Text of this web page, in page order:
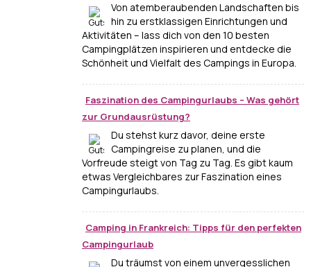
Von atemberaubenden Landschaften bis
hin zu erstklassigen Einrichtungen und
Aktivitäten – lass dich von den 10 besten
Campingplätzen inspirieren und entdecke die
Schönheit und Vielfalt des Campings in Europa.
Faszination des Campingurlaubs – Was gehört
zur Grundausrüstung?
Du stehst kurz davor, deine erste
Campingreise zu planen, und die
Vorfreude steigt von Tag zu Tag. Es gibt kaum
etwas Vergleichbares zur Faszination eines
Campingurlaubs.
Camping in Frankreich: Tipps für den perfekten
Campingurlaub
Du träumst von einem unvergesslichen